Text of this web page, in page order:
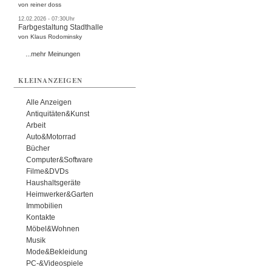
von reiner doss
12.02.2026 - 07:30Uhr
Farbgestaltung Stadthalle
von Klaus Rodominsky
...mehr Meinungen
KLEINANZEIGEN
Alle Anzeigen
Antiquitäten&Kunst
Arbeit
Auto&Motorrad
Bücher
Computer&Software
Filme&DVDs
Haushaltsgeräte
Heimwerker&Garten
Immobilien
Kontakte
Möbel&Wohnen
Musik
Mode&Bekleidung
PC-&Videospiele